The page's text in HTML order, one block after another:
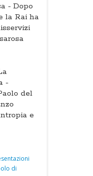
- Dopo
la Rai ha
-
del
e